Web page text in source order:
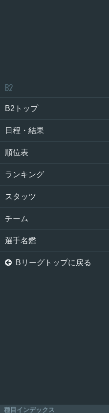
B2
B2トップ
日程・結果
順位表
ランキング
スタッツ
チーム
選手名鑑
 Bリーグトップに戻る
種目インデックス